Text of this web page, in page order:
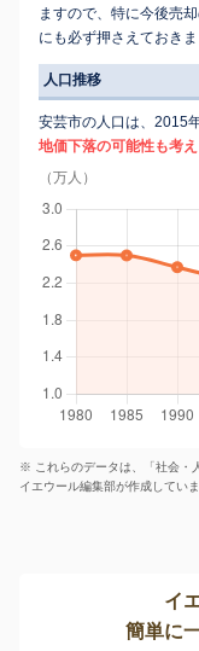
ますので、特に今後売
にも必ず押さえておきま
人口推移
安芸市の人口は、2015
地価下落の可能性も考
（万人）
※ これらのデータは、「社会・
イエウール編集部が作成していま
イ
簡単に